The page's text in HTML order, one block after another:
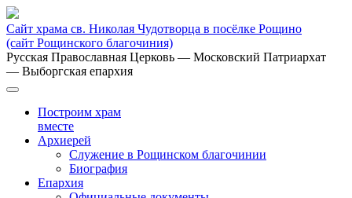
Сайт храма св. Николая Чудотворца в посёлке Рощино
(сайт Рощинского благочиния)
Русская Православная Церковь — Московский Патриархат
— Выборгская епархия
Построим храм
вместе
Архиерей
Служение в Рощинском благочинии
Биография
Епархия